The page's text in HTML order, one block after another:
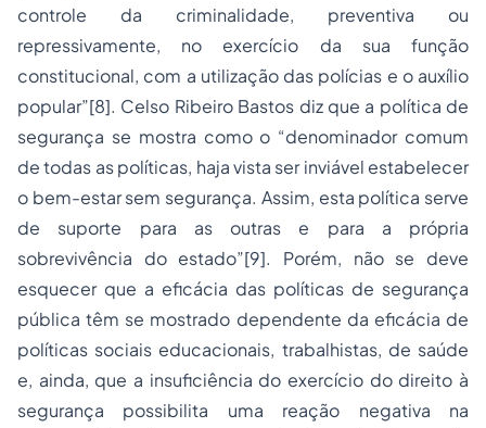
controle da criminalidade, preventiva ou
repressivamente, no exercício da sua função
constitucional, com a utilização das polícias e o auxílio
popular”[8]. Celso Ribeiro Bastos diz que a política de
segurança se mostra como o “denominador comum
de todas as políticas, haja vista ser inviável estabelecer
o bem-estar sem segurança. Assim, esta política serve
de suporte para as outras e para a própria
sobrevivência do estado”[9]. Porém, não se deve
esquecer que a eficácia das políticas de segurança
pública têm se mostrado dependente da eficácia de
políticas sociais educacionais, trabalhistas, de saúde
e, ainda, que a insuficiência do exercício do direito à
segurança possibilita uma reação negativa na